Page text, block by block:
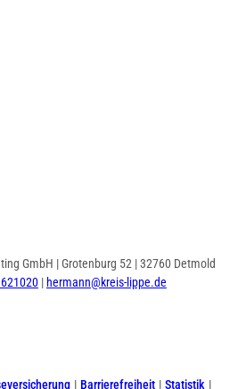
GmbH | Grotenburg 52 | 32760 Detmold
| hermann@kreis-lippe.de
t
e
Barrierefreiheit Statistik